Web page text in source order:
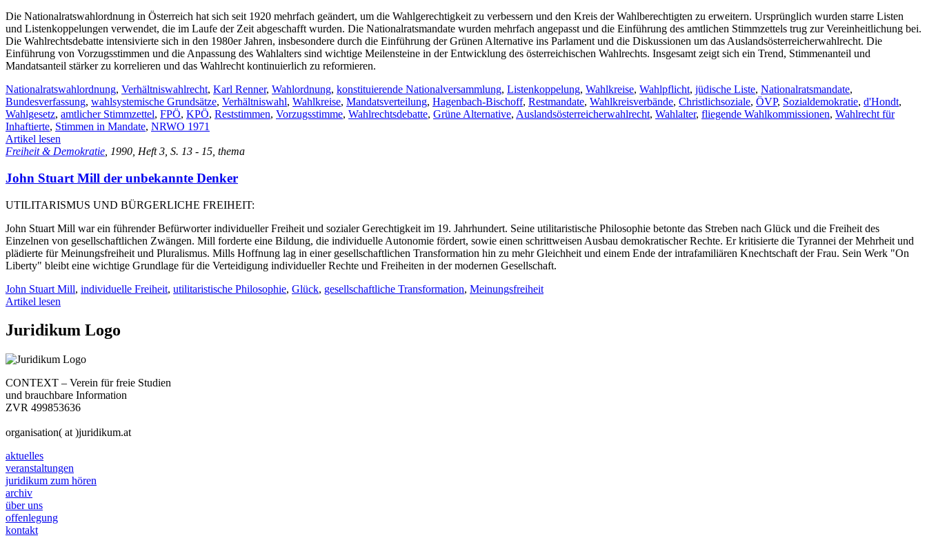
Die Nationalratswahlordnung in Österreich hat sich seit 1920 mehrfach geändert, um die Wahlgerechtigkeit zu verbessern und den Kreis der Wahlberechtigten zu erweitern. Ursprünglich wurden starre Listen
und Listenkoppelungen verwendet, die im Laufe der Zeit abgeschafft wurden. Die Nationalratsmandate wurden mehrfach angepasst und die Einführung des amtlichen Stimmzettels trug zur Vereinheitlichung bei.
Die Wahlrechtsdebatte intensivierte sich in den 1980er Jahren, insbesondere durch die Einführung der Grünen Alternative ins Parlament und die Diskussionen um das Auslandsösterreicherwahlrecht. Die
Einführung von Vorzugsstimmen und die Anpassung des Wahlalters sind wichtige Meilensteine in der Entwicklung des österreichischen Wahlrechts. Insgesamt zeigt sich ein Trend, Stimmenanteil und
Mandatsanteil stärker zu korrelieren und das Wahlrecht kontinuierlich zu reformieren.
Nationalratswahlordnung, Verhältniswahlrecht, Karl Renner, Wahlordnung, konstituierende Nationalversammlung, Listenkoppelung, Wahlkreise, Wahlpflicht, jüdische Liste, Nationalratsmandate,
Bundesverfassung, wahlsystemische Grundsätze, Verhältniswahl, Wahlkreise, Mandatsverteilung, Hagenbach-Bischoff, Restmandate, Wahlkreisverbände, Christlichsoziale, ÖVP, Sozialdemokratie, d'Hondt,
Wahlgesetz, amtlicher Stimmzettel, FPÖ, KPÖ, Reststimmen, Vorzugsstimme, Wahlrechtsdebatte, Grüne Alternative, Auslandsösterreicherwahlrecht, Wahlalter, fliegende Wahlkommissionen, Wahlrecht für
Inhaftierte, Stimmen in Mandate, NRWO 1971
Artikel lesen
Freiheit & Demokratie , 1990, Heft 3, S. 13 - 15, thema
John Stuart Mill der unbekannte Denker
UTILITARISMUS UND BÜRGERLICHE FREIHEIT:
John Stuart Mill war ein führender Befürworter individueller Freiheit und sozialer Gerechtigkeit im 19. Jahrhundert. Seine utilitaristische Philosophie betonte das Streben nach Glück und die Freiheit des
Einzelnen von gesellschaftlichen Zwängen. Mill forderte eine Bildung, die individuelle Autonomie fördert, sowie einen schrittweisen Ausbau demokratischer Rechte. Er kritisierte die Tyrannei der Mehrheit und
plädierte für Meinungsfreiheit und Pluralismus. Mills Hoffnung lag in einer gesellschaftlichen Transformation hin zu mehr Gleichheit und einem Ende der intrafamiliären Knechtschaft der Frau. Sein Werk "On
Liberty" bleibt eine wichtige Grundlage für die Verteidigung individueller Rechte und Freiheiten in der modernen Gesellschaft.
John Stuart Mill, individuelle Freiheit, utilitaristische Philosophie, Glück, gesellschaftliche Transformation, Meinungsfreiheit
Artikel lesen
Juridikum Logo
CONTEXT – Verein für freie Studien
und brauchbare Information
ZVR 499853636
organisation( at )juridikum.at
aktuelles
veranstaltungen
juridikum zum hören
archiv
über uns
offenlegung
kontakt